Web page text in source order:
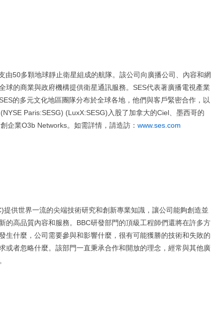
由50多顆地球靜止衛星組成的航隊。該公司向廣播公司、內容和網
球的商業與政府機構提供衛星通訊服務。SES代表著廣播電視產業
的多元文化地區團隊分布於全球各地，他們與客戶緊密合作，以
Paris:SESG) (LuxX:SESG)入股了加拿大的Ciel、墨西哥的
企業O3b Networks。如需詳情，請造訪： www.ses.com
供世界一流的尖端技術研究和創新專業知識，讓公司能夠創造並
的高品質內容和服務。BBC研發部門的頂級工程師們還將在許多方
生什麼，公司需要參與和影響什麼，很有可能獲勝的技術和失敗的
或者忽略什麼。該部門一直秉承合作和開放的理念，經常與其他廣